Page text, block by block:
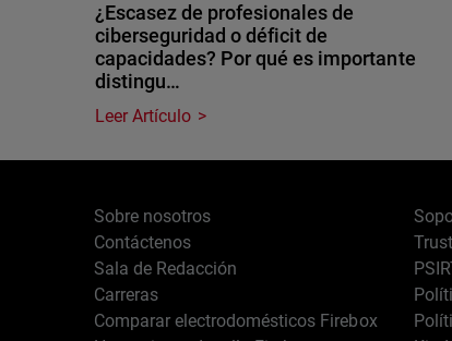
¿Escasez de profesionales de
ciberseguridad o déficit de
capacidades? Por qué es importante
distingu…
Leer Artículo
Sobre nosotros
Contáctenos
Sala de Redacción
Carreras
Comparar electrodomésticos Firebox